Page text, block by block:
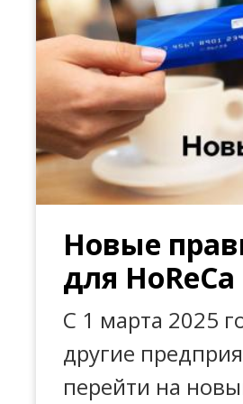
Новые
для HoReCa
С 1 марта 2025
другие
перейти на